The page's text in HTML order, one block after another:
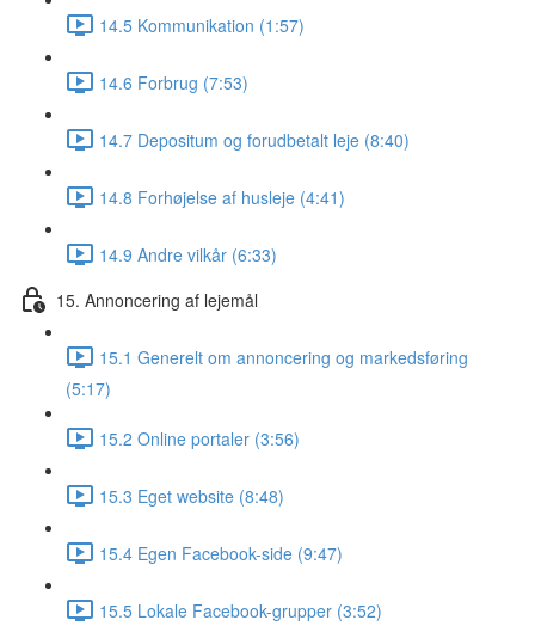
14.5 Kommunikation (1:57)
14.6 Forbrug (7:53)
14.7 Depositum og forudbetalt leje (8:40)
14.8 Forhøjelse af husleje (4:41)
14.9 Andre vilkår (6:33)
15. Annoncering af lejemål
15.1 Generelt om annoncering og markedsføring
(5:17)
15.2 Online portaler (3:56)
15.3 Eget website (8:48)
15.4 Egen Facebook-side (9:47)
15.5 Lokale Facebook-grupper (3:52)